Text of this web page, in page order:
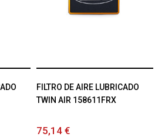
FILTRO DE AIRE LUBRICADO
TWIN AIR 158611FRX
75,14 €